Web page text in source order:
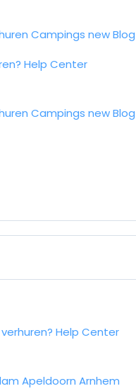
Campings newBlog
Help Center
Campings newBlog
Help Center
Apeldoorn Arnhem